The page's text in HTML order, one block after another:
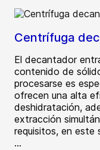
Centrífuga
El decantador
contenido de
procesarse es
ofrecen una alta
deshidratación,
extracción
requisitos, en este
...